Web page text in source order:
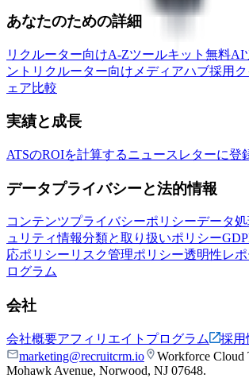
あなたのための詳細
リクルーター向けA-Zツールキット 無料AI
ント リクルーター向けメディアハブ採用
ェア比較
実績と成長
ATSのROIを計算するニュースレターに登
データプライバシーと法的情報
コンテンツプライバシーポリシーデータ
ュリティ情報分類と取り扱いポリシー
応ポリシー リスク管理ポリシー透明性レポ
ログラム
会社
会社概要アフィリエイトプログラム 採用
marketing@recruitcrm.io
Workforce Cloud
Mohawk Avenue, Norwood, NJ 07648.